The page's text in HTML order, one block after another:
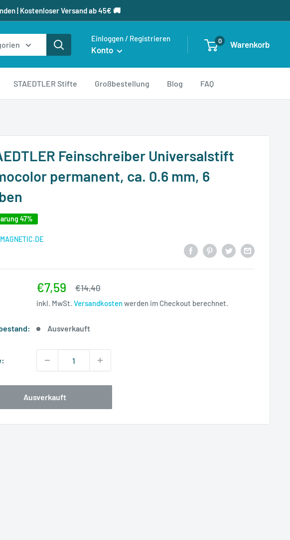
| Kostenloser Versand ab 45€ 🚚
Einloggen / Registrieren
Konto
0 Warenkorb
STAEDTLER Stifte Großbestellung Blog FAQ
Feinschreiber Universalstift
permanent, ca. 0.6 mm, 6
47%
Sonderpreis
€7,59 Normalpreis
€14,40
inkl. MwSt. Versandkostenwerden im Checkout berechnet.
Ausverkauft
Ausverkauft